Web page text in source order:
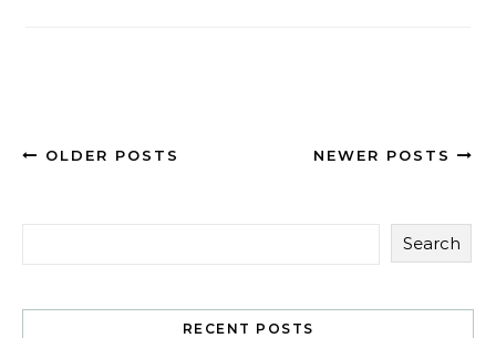
OLDER POSTS NEWER POSTS
Search
RECENT POSTS